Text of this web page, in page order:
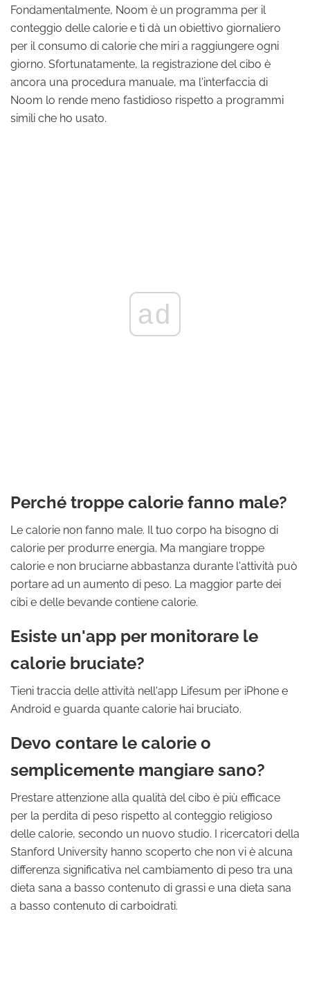
Fondamentalmente, Noom è un programma per il
conteggio delle calorie e ti dà un obiettivo giornaliero
per il consumo di calorie che miri a raggiungere ogni
giorno. Sfortunatamente, la registrazione del cibo è
ancora una procedura manuale, ma l'interfaccia di
Noom lo rende meno fastidioso rispetto a programmi
simili che ho usato.
ad
Perché troppe calorie fanno male?
Le calorie non fanno male. Il tuo corpo ha bisogno di
calorie per produrre energia. Ma mangiare troppe
calorie e non bruciarne abbastanza durante l'attività può
portare ad un aumento di peso. La maggior parte dei
cibi e delle bevande contiene calorie.
Esiste un'app per monitorare le
calorie bruciate?
Tieni traccia delle attività nell'app Lifesum per iPhone e
Android e guarda quante calorie hai bruciato.
Devo contare le calorie o
semplicemente mangiare sano?
Prestare attenzione alla qualità del cibo è più efficace
per la perdita di peso rispetto al conteggio religioso
delle calorie, secondo un nuovo studio. I ricercatori della
Stanford University hanno scoperto che non vi è alcuna
differenza significativa nel cambiamento di peso tra una
dieta sana a basso contenuto di grassi e una dieta sana
a basso contenuto di carboidrati.